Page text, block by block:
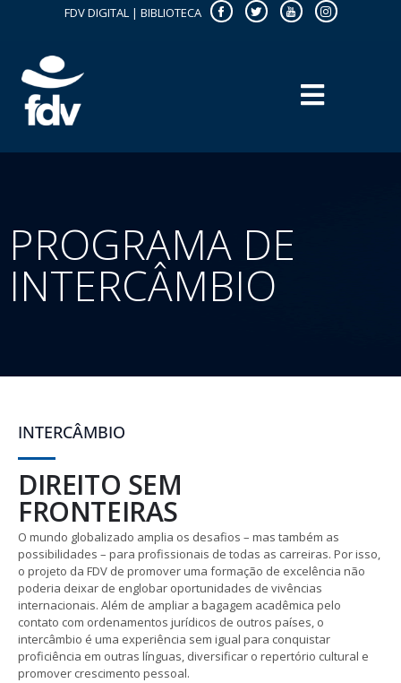
FDV DIGITAL| BIBLIOTECA
PROGRAMA DE
INTERCÂMBIO
DIREITO SEM
FRONTEIRAS
INTERCÂMBIO
O mundo globalizado amplia os desafios – mas também as
possibilidades – para profissionais de todas as carreiras. Por isso,
o projeto da FDV de promover uma formação de excelência não
poderia deixar de englobar oportunidades de vivências
internacionais. Além de ampliar a bagagem acadêmica pelo
contato com ordenamentos jurídicos de outros países, o
intercâmbio é uma experiência sem igual para conquistar
proficiência em outras línguas, diversificar o repertório cultural e
promover crescimento pessoal.